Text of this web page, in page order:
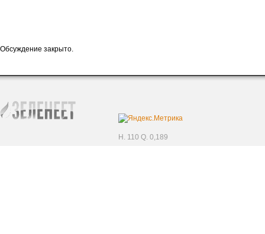
Обсуждение закрыто.
H. 110 Q. 0,189